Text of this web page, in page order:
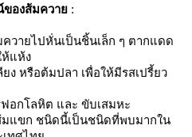
ของส้มควา:
วายไปหั่นเป็นชิ้นเล็ก ๆ ตากแดด
แห้ง
ยง หรือต้มปลา เพื่อให้มีรสเปรี้ยว
อกโลหิต และ ขับเสมหะ
มแขก ชนิดนี้เป็นชนิดที่พบมากใน